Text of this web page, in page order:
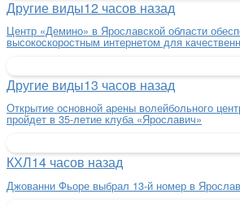
Другие виды12 часов назад
Центр «Демино» в Ярославской области
высокоскоростным интернетом для
Другие виды13 часов назад
Открытие основной арены волейбольного
пройдет в 35-летие клуба «Ярославич»
КХЛ14 часов назад
Джованни Фьоре выбрал 13-й номер в